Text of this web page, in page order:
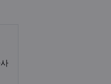
미 감성테